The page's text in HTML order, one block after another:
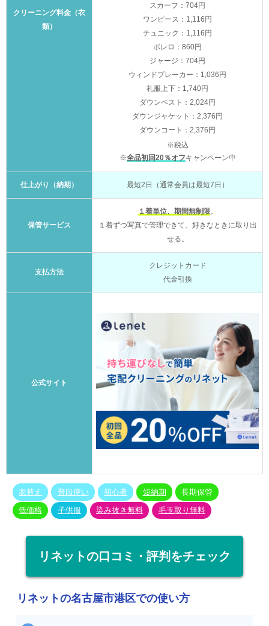
クリーニング料金（衣
類）
スカーフ：704円
ワンピース：1,116円
チュニック：1,116円
ボレロ：860円
ジャージ：704円
ウィンドブレーカー：1,036円
礼服上下：1,740円
ダウンベスト：2,024円
ダウンジャケット：2,376円
ダウンコート：2,376円
※税込
※全品初回20％オフキャンペーン中
仕上がり（納期） 最短2日（通常会員は最短7日）
保管サービス
１着単位、期間無制限。
１着ずつ写真で管理できて、好きなときに取り出
せる。
支払方法
クレジットカード
代金引換
公式サイト
衣替え 普段使い 初心者 短納期 長期保管
低価格 子供服 染み抜き無料 毛玉取り無料
リネットの口コミ・評判をチェック
リネットの名古屋市港区での使い方